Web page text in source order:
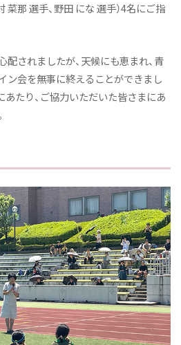
菜那 選手、野田 にな 選手）4名にご指
されましたが、天候にも恵まれ、青
ン会を無事に終えることができまし
たり、ご協力いただいた皆さまにあ